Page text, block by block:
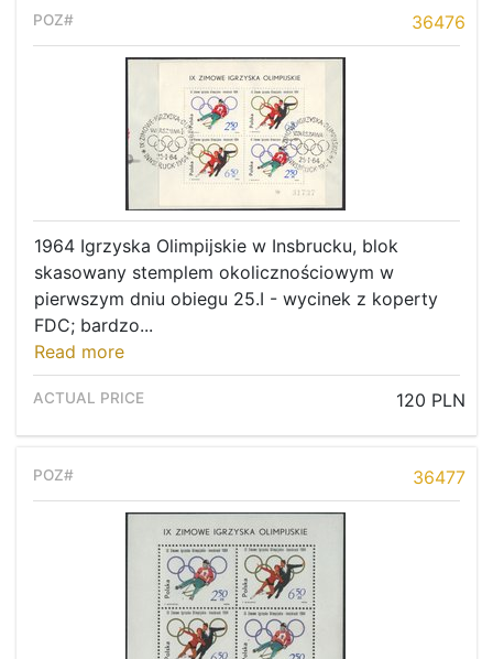
36476
1964 Igrzyska Olimpijskie w Insbrucku, blok
skasowany stemplem okolicznościowym w
pierwszym dniu obiegu 25.I - wycinek z koperty
FDC; bardzo...
Read more
120 PLN
36477